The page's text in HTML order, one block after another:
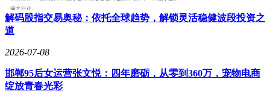
解码股指交易奥秘：依托全球趋势，解锁灵活稳健波段投资之
道
2026-07-08
邯郸95后女运营张文悦：四年磨砺，从零到360万，宠物电商
绽放青春光彩